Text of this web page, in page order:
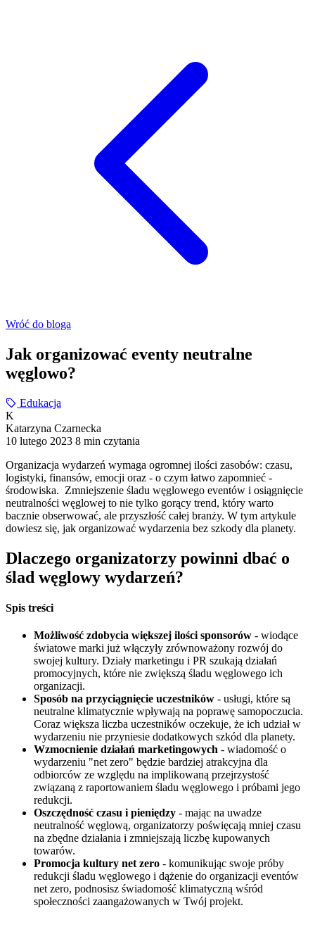
Wróć do bloga
Jak organizować eventy neutralne
węglowo?
Edukacja
K
Katarzyna Czarnecka
10 lutego 2023 8 min czytania
Organizacja wydarzeń wymaga ogromnej ilości zasobów: czasu,
logistyki, finansów, emocji oraz - o czym łatwo zapomnieć -
środowiska. Zmniejszenie śladu węglowego eventów i osiągnięcie
neutralności węglowej to nie tylko gorący trend, który warto
bacznie obserwować, ale przyszłość całej branży. W tym artykule
dowiesz się, jak organizować wydarzenia bez szkody dla planety.
Dlaczego organizatorzy powinni dbać o
ślad węglowy wydarzeń?
Spis treści
Możliwość zdobycia większej ilości sponsorów - wiodące
światowe marki już włączyły zrównoważony rozwój do
swojej kultury. Działy marketingu i PR szukają działań
promocyjnych, które nie zwiększą śladu węglowego ich
organizacji.
Sposób na przyciągnięcie uczestników - usługi, które są
neutralne klimatycznie wpływają na poprawę samopoczucia.
Coraz większa liczba uczestników oczekuje, że ich udział w
wydarzeniu nie przyniesie dodatkowych szkód dla planety.
Wzmocnienie działań marketingowych - wiadomość o
wydarzeniu "net zero" będzie bardziej atrakcyjna dla
odbiorców ze względu na implikowaną przejrzystość
związaną z raportowaniem śladu węglowego i próbami jego
redukcji.
Oszczędność czasu i pieniędzy - mając na uwadze
neutralność węglową, organizatorzy poświęcają mniej czasu
na zbędne działania i zmniejszają liczbę kupowanych
towarów.
Promocja kultury net zero - komunikując swoje próby
redukcji śladu węglowego i dążenie do organizacji eventów
net zero, podnosisz świadomość klimatyczną wśród
społeczności zaangażowanych w Twój projekt.